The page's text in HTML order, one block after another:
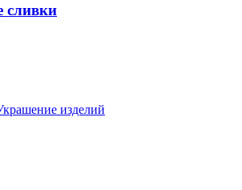
сливки
изделий